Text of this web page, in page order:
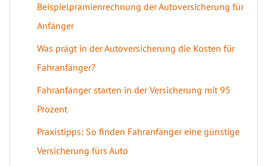
Beispielprämienrechnung der Autoversicherung für
Anfänger
Was prägt in der Autoversicherung die Kosten für
Fahranfänger?
Fahranfänger starten in der Versicherung mit 95
Prozent
Praxistipps: So finden Fahranfänger eine günstige
Versicherung fürs Auto